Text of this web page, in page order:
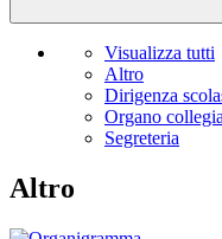
Visualizza tutti
Altro
Dirigenza
Organo
Segreteria
Altro